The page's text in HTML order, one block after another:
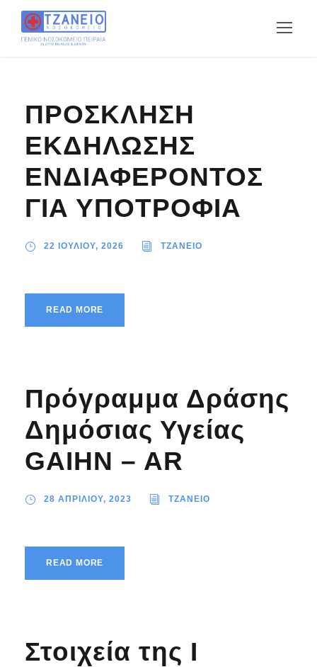
ΠΡΟΣΚΛΗΣΗ
ΕΚΔΗΛΩΣΗΣ
ΕΝΔΙΑΦΕΡΟΝΤΟΣ
ΓΙΑ ΥΠΟΤΡΟΦΙΑ
22 ΙΟΥΛΙΟΥ, 2026 TZANEIO
READ MORE
Πρόγραμμα Δράσης
Δημόσιας Υγείας
GAIHN – AR
28 ΑΠΡΙΛΙΟΥ, 2023 TZANEIO
READ MORE
Στοιχεία της Ι